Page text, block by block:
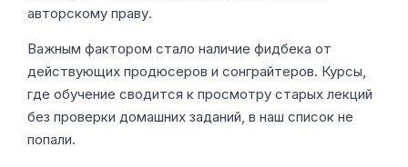
авторскому праву.
Важным фактором стало наличие фидбека от
действующих продюсеров и сонграйтеров. Курсы,
где обучение сводится к просмотру старых лекций
без проверки домашних заданий, в наш список не
попали.